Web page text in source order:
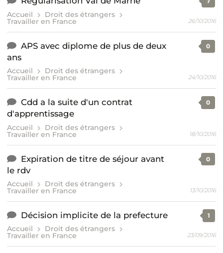
Accueil Droit des étrangers
Travailler en France 26/10/2016
APS avec diplome de plus de deux
ans
Accueil Droit des étrangers
Travailler en France
0
24/10/2016
Cdd a la suite d'un contrat
d'apprentissage
Accueil Droit des étrangers
Travailler en France
0
18/10/2016
Expiration de titre de séjour avant
le rdv
Accueil Droit des étrangers
Travailler en France
0
13/10/2016
Décision implicite de la prefecture
Accueil Droit des étrangers
Travailler en France
1
23/09/2016